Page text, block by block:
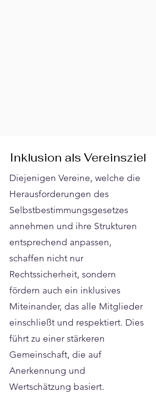
Inklusion als Vereinsziel
Diejenigen Vereine, welche die
Herausforderungen des
Selbstbestimmungsgesetzes
annehmen und ihre Strukturen
entsprechend anpassen,
schaffen nicht nur
Rechtssicherheit, sondern
fördern auch ein inklusives
Miteinander, das alle Mitglieder
einschließt und respektiert. Dies
führt zu einer stärkeren
Gemeinschaft, die auf
Anerkennung und
Wertschätzung basiert.